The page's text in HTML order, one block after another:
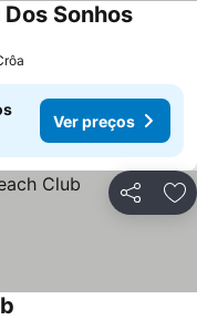
SonhosVer
Ver preços
Partilhar